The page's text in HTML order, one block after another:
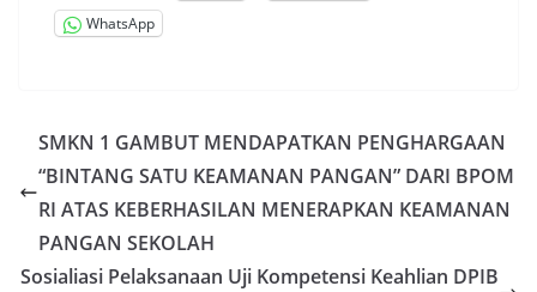
WhatsApp
SMKN 1 GAMBUT MENDAPATKAN PENGHARGAAN
“BINTANG SATU KEAMANAN PANGAN” DARI BPOM
RI ATAS KEBERHASILAN MENERAPKAN KEAMANAN
PANGAN SEKOLAH
Sosialiasi Pelaksanaan Uji Kompetensi Keahlian DPIB